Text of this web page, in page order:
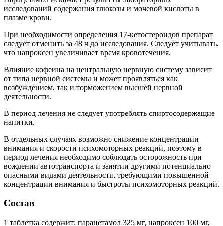
исследований содержания глюкозы и мочевой кислоты в
плазме крови.
При необходимости определения 17-кетостероидов препарат
следует отменить за 48 ч до исследования. Следует учитывать,
что напроксен увеличивает время кровотечения.
Влияние кофеина на центральную нервную систему зависит
от типа нервной системы и может проявляться как
возбуждением, так и торможением высшей нервной
деятельности.
В период лечения не следует употреблять спиртосодержащие
напитки.
В отдельных случаях возможно снижение концентрации
внимания и скорости психомоторных реакций, поэтому в
период лечения необходимо соблюдать осторожность при
вождении автотранспорта и занятии другими потенциально
опасными видами деятельности, требующими повышенной
концентрации внимания и быстроты психомоторных реакций.
Состав
1 таблетка содержит: парацетамол 325 мг, напроксен 100 мг,